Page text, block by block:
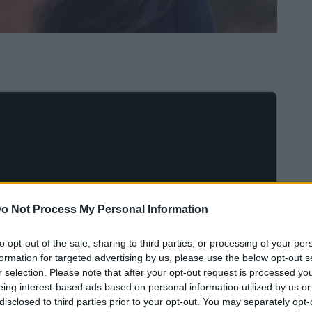
Not Process My Personal Information
opt-out of the sale, sharing to third parties, or processing of your
for targeted advertising by us, please use the below opt-out
selection. Please note that after your opt-out request is processed
interest-based ads based on personal information utilized by us
to third parties prior to your opt-out. You may separately
la présence deGérald Darmanindans une
plainte de diffamation; cependant le ministre